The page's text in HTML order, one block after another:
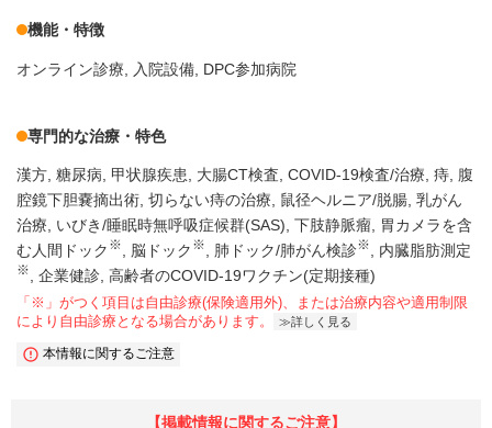
機能・特徴
オンライン診療 入院設備 DPC参加病院
専門的な治療・特色
漢方 糖尿病 甲状腺疾患 大腸CT検査 COVID-19検査/治療 痔 腹
腔鏡下胆嚢摘出術 切らない痔の治療 鼠径ヘルニア/脱腸 乳がん
治療
いびき/睡眠時無呼吸症候群(SAS) 下肢静脈瘤
胃カメラを含
む人間ドック ※ 脳ドック ※ 肺ドック/肺がん検診※ 内臓脂肪測定
※ 企業健診 高齢者のCOVID-19ワクチン(定期接種)
「※」がつく項目は自由診療(保険適用外)、または治療内容や適用制限
により自由診療となる場合があります。
詳しく見る
本情報に関するご注意
【掲載情報に関するご注意】